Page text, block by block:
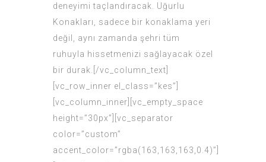
deneyimi taçlandıracak. Uğurlu
Konakları, sadece bir konaklama yeri
değil, aynı zamanda şehri tüm
ruhuyla hissetmenizi sağlayacak özel
bir durak.[/vc_column_text]
[vc_row_inner el_class=”kes”]
[vc_column_inner][vc_empty_space
height=”30px”][vc_separator
color=”custom”
accent_color=”rgba(163,163,163,0.4)”]